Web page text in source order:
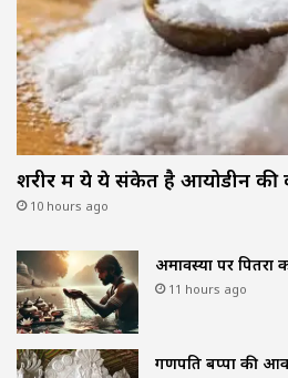
शरीर में ये ये संकेत है आयोडीन की
10 hours ago
अमावस्या पर पितरों
11 hours ago
गणपति बप्पा की